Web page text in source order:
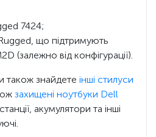
7424;
що підтримують
(залежно від конфігурації).
також знайдете інші стилуси
захищені ноутбуки Dell
акумулятори та інші